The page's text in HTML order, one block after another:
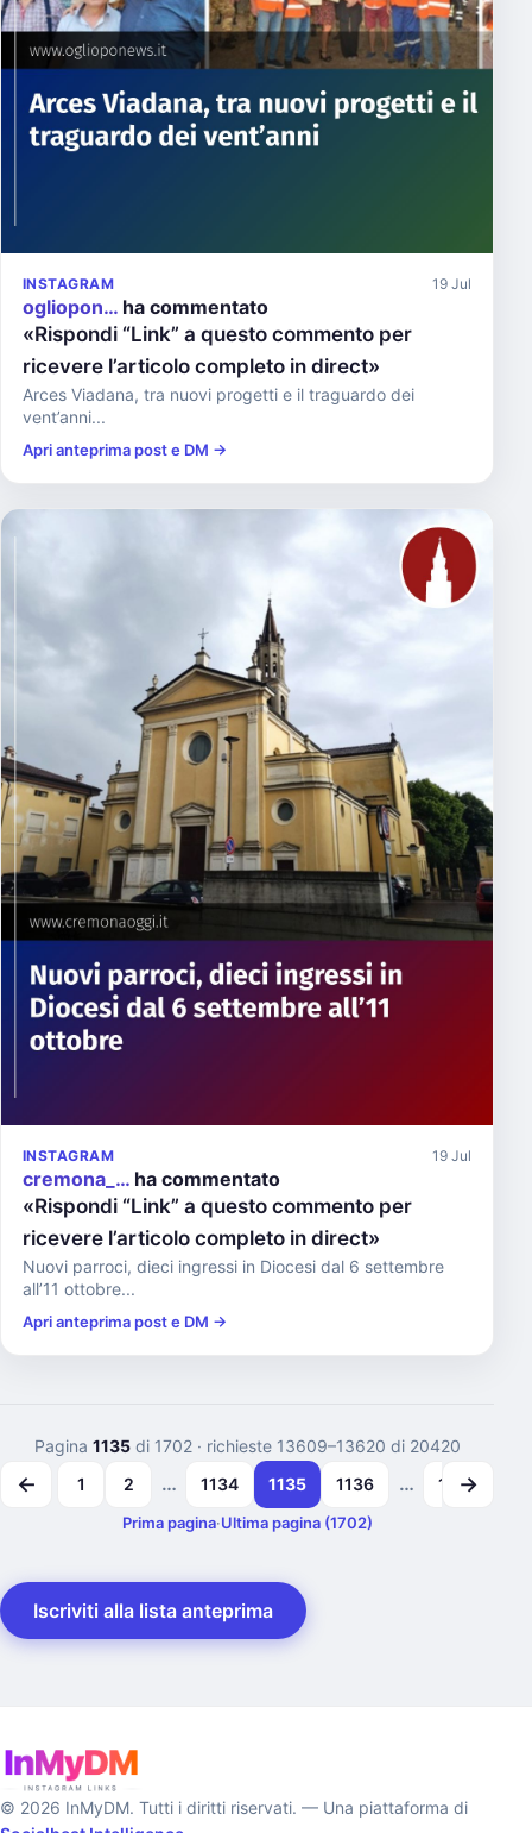
INSTAGRAM 19 Jul
ogliopon… ha commentato
«Rispondi “Link” a questo commento per
ricevere l’articolo completo in direct»
Arces Viadana, tra nuovi progetti e il traguardo dei
vent’anni...
Apri anteprima post e DM →
INSTAGRAM 19 Jul
cremona_… ha commentato
«Rispondi “Link” a questo commento per
ricevere l’articolo completo in direct»
Nuovi parroci, dieci ingressi in Diocesi dal 6 settembre
all’11 ottobre...
Apri anteprima post e DM →
Pagina 1135di 1702 · richieste 13609–13620 di 20420
← 1 2 … 1134 1135 1136 … 1701
→
Prima pagina·Ultima pagina (1702)
Iscriviti alla lista anteprima
© 2026 InMyDM. Tutti i diritti riservati. — Una piattaforma di